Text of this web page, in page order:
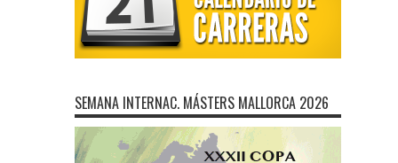
SEMANA INTERNAC. MÁSTERS MALLORCA 2026